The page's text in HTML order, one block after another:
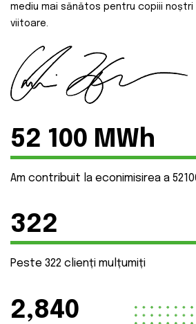
mediu mai sănătos pentru copiii
viitoare.
52 100 MWh
Am contribuit la econimisirea a
322
Peste 322 clienți mulțumiți
2,840